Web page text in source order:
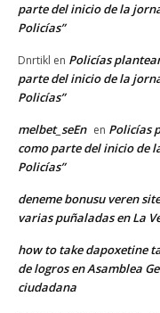
parte del inicio de la
Policías”
Dnrtikl en Policías
parte del inicio de la
Policías”
melbet_seEn en Policías
como parte del inicio de
Policías”
deneme bonusu veren
varias puñaladas en La
how to take dapoxetine
de logros en Asamblea
ciudadana